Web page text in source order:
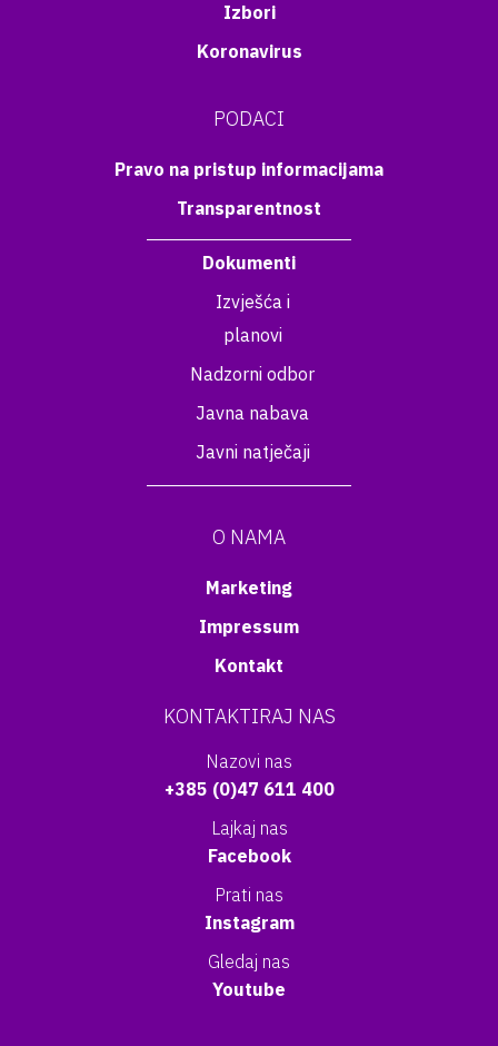
Izbori
Koronavirus
PODACI
Pravo na pristup informacijama
Transparentnost
Dokumenti
Izvješća i
planovi
Nadzorni odbor
Javna nabava
Javni natječaji
O NAMA
Marketing
Impressum
Kontakt
KONTAKTIRAJ NAS
Nazovi nas
+385 (0)47 611 400
Lajkaj nas
Facebook
Prati nas
Instagram
Gledaj nas
Youtube